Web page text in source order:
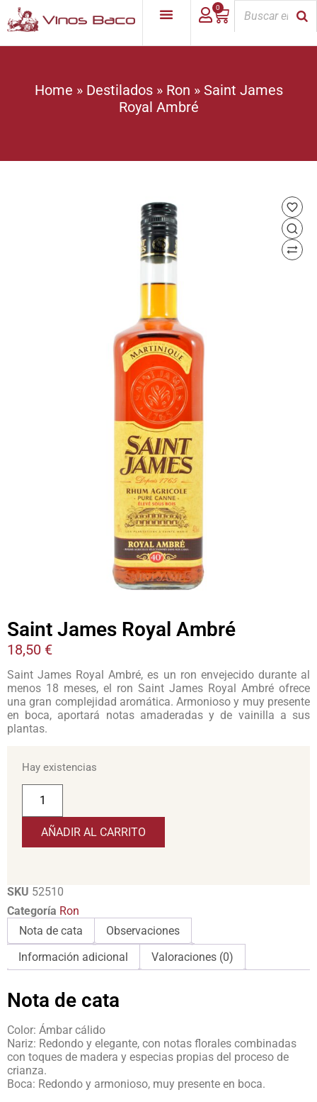
0
Home » Destilados» Ron » Saint James
Royal Ambré
Saint James Royal Ambré
18,50 €
Saint James Royal Ambré, es un ron envejecido durante al
menos 18 meses, el ron Saint James Royal Ambré ofrece
una gran complejidad aromática. Armonioso y muy presente
en boca, aportará notas amaderadas y de vainilla a sus
plantas.
Hay existencias
AÑADIR AL CARRITO
SKU 52510
Categoría Ron
Nota de cata
Observaciones
Información adicional
Valoraciones (0)
Nota de cata
Color: Ámbar cálido
Nariz: Redondo y elegante, con notas florales combinadas
con toques de madera y especias propias del proceso de
crianza.
Boca: Redondo y armonioso, muy presente en boca.